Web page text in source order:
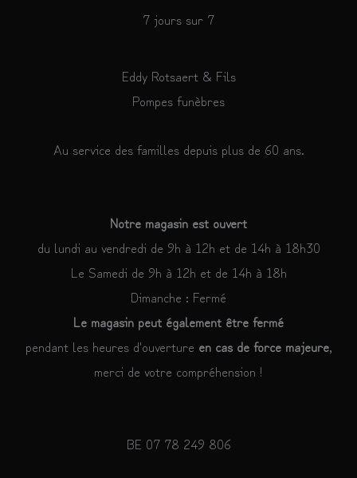
7 jours sur 7
Eddy Rotsaert & Fils
Pompes funèbres
Au service des familles depuis plus de 60 ans.
Notre magasin est ouvert
du lundi au vendredi de 9h à 12h et de 14h à 18h30
Le Samedi de 9h à 12h et de 14h à 18h
Dimanche : Fermé
Le magasin peut également être fermé
pendant les heures d'ouverture en cas de force majeure,
merci de votre compréhension !
BE 07 78 249 806